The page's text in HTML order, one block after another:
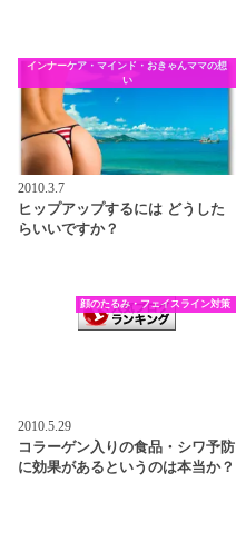
インナーケア・マインド・おきゃんママの想
い
2010.3.7
ヒップアップするには どうした
らいいですか？
顔のたるみ・フェイスライン対策
2010.5.29
コラーゲン入りの食品・シワ予防
に効果があるというのは本当か？